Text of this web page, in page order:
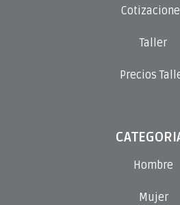
Taller
Precios
Hombre
Mujer